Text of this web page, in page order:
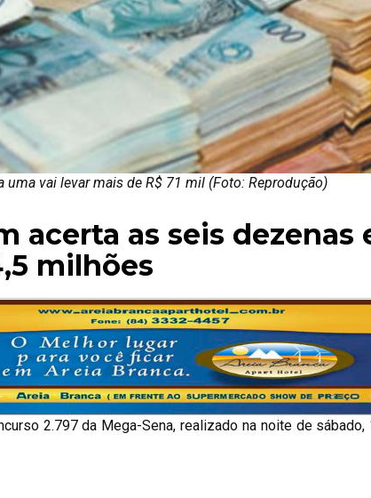
vai levar mais de R$ 71 mil (Foto: Reprodução)
acerta as seis dezenas
milhões
2.797 da Mega-Sena, realizado na noite de sábado,